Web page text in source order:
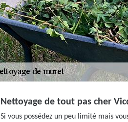
Nettoyage de tout pas cher
Si vous possédez un peu limité mais